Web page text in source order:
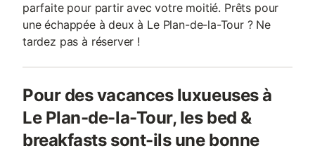
parfaite pour partir avec votre moitié. Prêts pour
une échappée à deux à Le Plan-de-la-Tour ? Ne
tardez pas à réserver !
Pour des vacances luxueuses à
Le Plan-de-la-Tour, les bed &
breakfasts sont-ils une bonne